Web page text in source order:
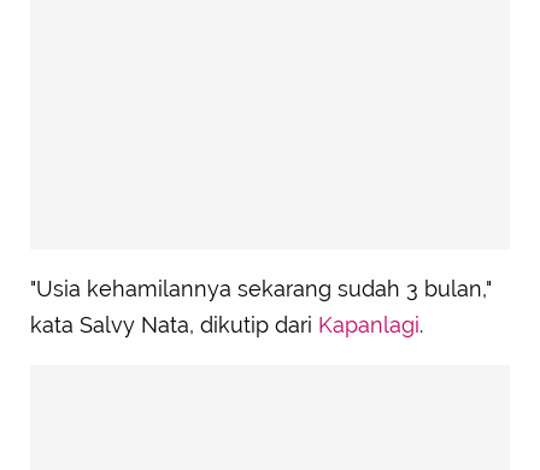
"Usia kehamilannya sekarang sudah 3 bulan,"
kata Salvy Nata, dikutip dari Kapanlagi.